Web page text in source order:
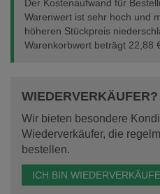
Der Kostenaufwand für
Warenwert ist sehr hoch und
höheren Stückpreis
Warenkorbwert beträgt 22,88
WIEDERVERKÄUFER?
Wir bieten besondere
Wiederverkäufer, die
bestellen.
ICH BIN